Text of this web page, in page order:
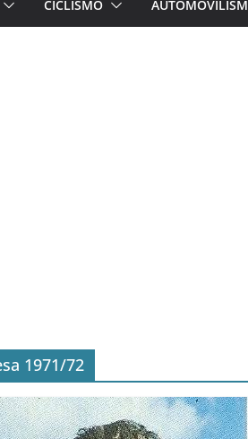
CICLISMO
1971/72